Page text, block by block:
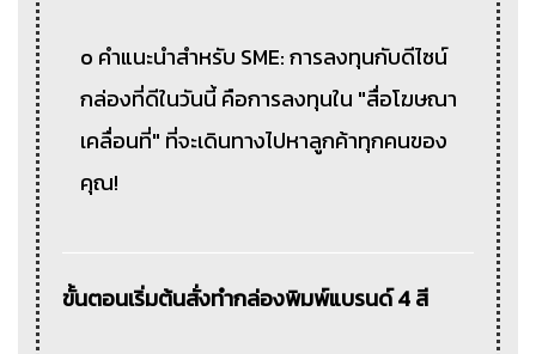
o คำแนะนำสำหรับ SME: การลงทุนกับดีไซน์
กล่องที่ดีในวันนี้ คือการลงทุนใน "สื่อโฆษณา
เคลื่อนที่" ที่จะเดินทางไปหาลูกค้าทุกคนของ
คุณ!
ขั้นตอนเริ่มต้นสั่งทำกล่องพิมพ์แบรนด์ 4 สี